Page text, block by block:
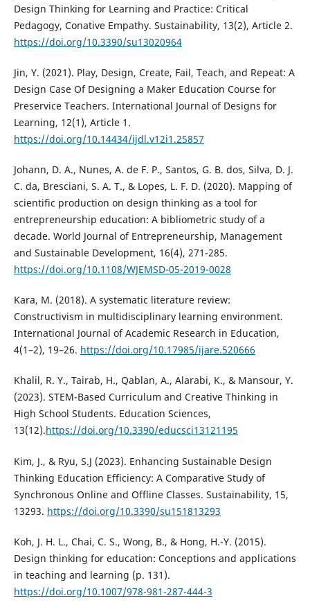
Design Thinking for Learning and Practice: Critical
Pedagogy, Conative Empathy. Sustainability, 13(2), Article 2.
https://doi.org/10.3390/su13020964
Jin, Y. (2021). Play, Design, Create, Fail, Teach, and Repeat: A
Design Case Of Designing a Maker Education Course for
Preservice Teachers. International Journal of Designs for
Learning, 12(1), Article 1.
https://doi.org/10.14434/ijdl.v12i1.25857
Johann, D. A., Nunes, A. de F. P., Santos, G. B. dos, Silva, D. J.
C. da, Bresciani, S. A. T., & Lopes, L. F. D. (2020). Mapping of
scientific production on design thinking as a tool for
entrepreneurship education: A bibliometric study of a
decade. World Journal of Entrepreneurship, Management
and Sustainable Development, 16(4), 271-285.
https://doi.org/10.1108/WJEMSD-05-2019-0028
Kara, M. (2018). A systematic literature review:
Constructivism in multidisciplinary learning environment.
International Journal of Academic Research in Education,
4(1–2), 19–26. https://doi.org/10.17985/ijare.520666
Khalil, R. Y., Tairab, H., Qablan, A., Alarabi, K., & Mansour, Y.
(2023). STEM-Based Curriculum and Creative Thinking in
High School Students. Education Sciences,
13(12).https://doi.org/10.3390/educsci13121195
Kim, J., & Ryu, S.J (2023). Enhancing Sustainable Design
Thinking Education Efficiency: A Comparative Study of
Synchronous Online and Offline Classes. Sustainability, 15,
13293. https://doi.org/10.3390/su151813293
Koh, J. H. L., Chai, C. S., Wong, B., & Hong, H.-Y. (2015).
Design thinking for education: Conceptions and applications
in teaching and learning (p. 131).
https://doi.org/10.1007/978-981-287-444-3